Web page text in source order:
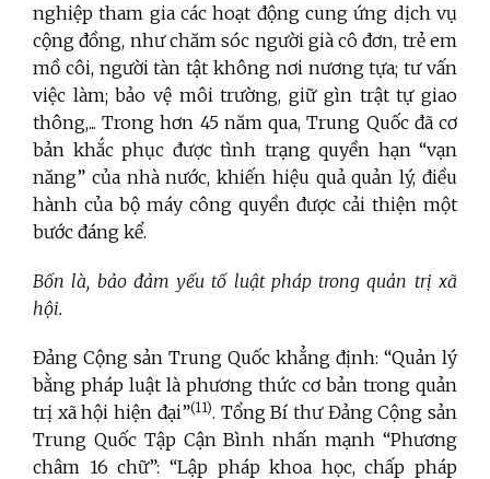
nghiệp tham gia các hoạt động cung ứng dịch vụ
cộng đồng, như chăm sóc người già cô đơn, trẻ em
mồ côi, người tàn tật không nơi nương tựa; tư vấn
việc làm; bảo vệ môi trường, giữ gìn trật tự giao
thông,... Trong hơn 45 năm qua, Trung Quốc đã cơ
bản khắc phục được tình trạng quyền hạn “vạn
năng” của nhà nước, khiến hiệu quả quản lý, điều
hành của bộ máy công quyền được cải thiện một
bước đáng kể.
Bốn là, bảo đảm yếu tố luật pháp trong quản trị xã
hội.
Đảng Cộng sản Trung Quốc khẳng định: “Quản lý
bằng pháp luật là phương thức cơ bản trong quản
trị xã hội hiện đại”(11). Tổng Bí thư Đảng Cộng sản
Trung Quốc Tập Cận Bình nhấn mạnh “Phương
châm 16 chữ”: “Lập pháp khoa học, chấp pháp